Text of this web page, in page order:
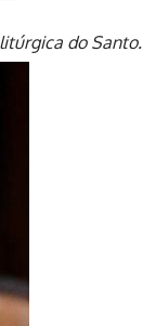
do Santo.